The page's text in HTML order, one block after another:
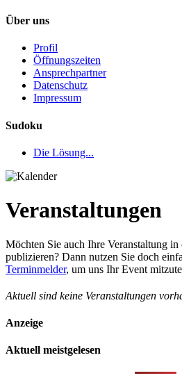
Über uns
Profil
Öffnungszeiten
Ansprechpartner
Datenschutz
Impressum
Sudoku
Die Lösung...
Veranstaltungen
Möchten Sie auch Ihre Veranstaltung
publizieren? Dann nutzen Sie doch
Terminmelder, um uns Ihr Event
Aktuell sind keine Veranstaltungen
Anzeige
Aktuell meistgelesen